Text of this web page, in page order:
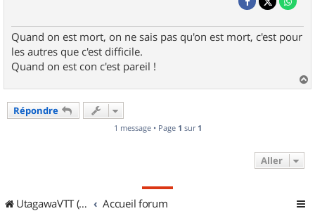
Quand on est mort, on ne sais pas qu'on est mort, c'est pour
les autres que c'est difficile.
Quand on est con c'est pareil !
a
Répondre
1 message • Page 1 sur 1
Aller
UtagawaVTT (Randos VTT et VTTAE avec traces GPS) Accueil forum